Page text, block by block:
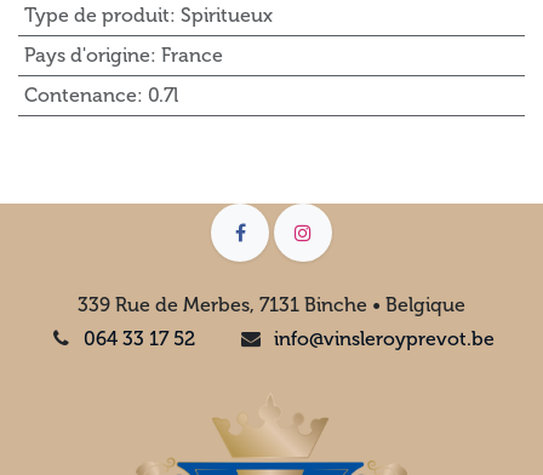
Type de produit: Spiritueux
Pays d'origine: France
Contenance: 0.7l
339 Rue de Merbes, 7131 Binche • Belgique
064 33 17 52
info@vinsleroyprevot.be